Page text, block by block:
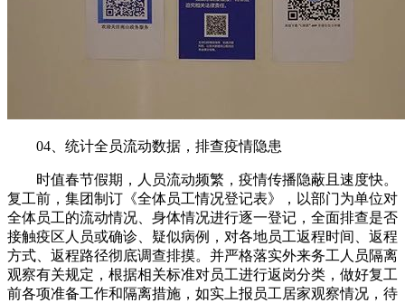
04、统计全员流动数据，排查疫情隐患
时值春节假期，人员流动频繁，疫情传播隐蔽且速度快。
复工前，集团制订《全体员工情况登记表》，以部门为单位对
全体员工的流动情况、身体情况进行逐一登记，全面排查是否
接触疫区人员或确诊、疑似病例，对各地员工返程时间、返程
方式、返程路径彻底调查排摸。并严格落实外来务工人员隔离
观察有关规定，根据相关标准对员工进行返岗分类，做好复工
前各项准备工作和隔离措施，如实上报员工居家观察情况，待